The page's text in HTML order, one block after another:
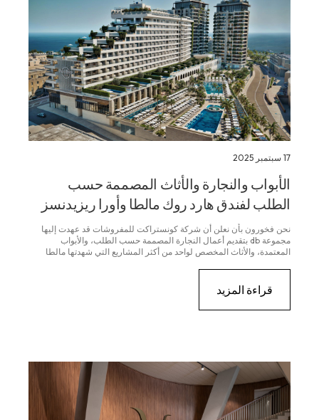
17 سبتمبر 2025
الأبواب والنجارة والأثاث المصممة حسب
الطلب لفندق هارد روك مالطا وأورا ريزيدنسز
نحن فخورون بأن نعلن أن شركة كونستراكت للمفروشات قد عهدت إليها
مجموعة db بتقديم أعمال النجارة المصممة حسب الطلب، والأبواب
المعتمدة، والأثاث المخصص لواحد من أكثر المشاريع التي شهدتها مالطا
قراءة المزيد